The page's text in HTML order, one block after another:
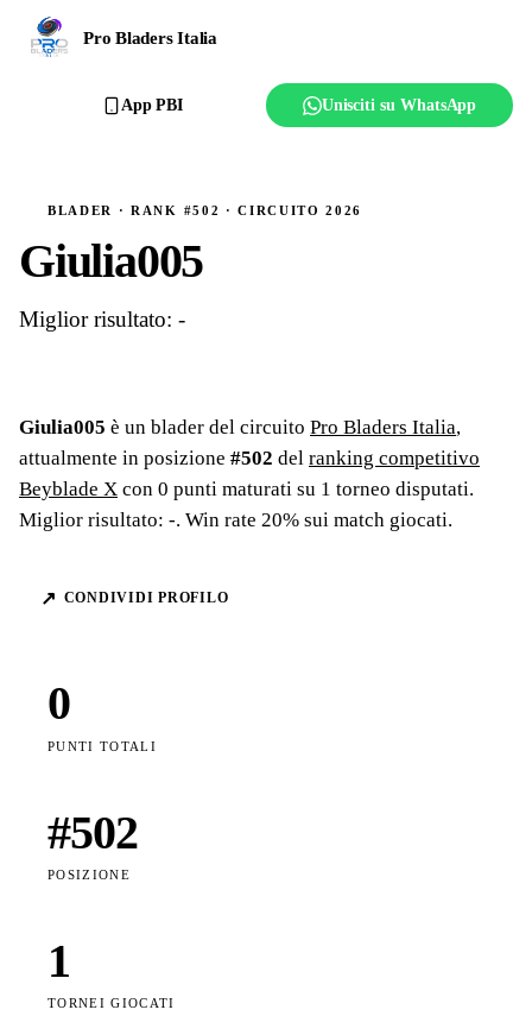
Pro Bladers Italia
Ranking
Regolamento
App PBI Unisciti su WhatsApp
BLADER · RANK #502 · CIRCUITO 2026
Giulia005
Miglior risultato: -
Giulia005 è un blader del circuito Pro Bladers Italia,
attualmente in posizione #502 del ranking competitivo
Beyblade X con 0 punti maturati su 1 torneo disputati.
Miglior risultato: -. Win rate 20% sui match giocati.
↗ CONDIVIDI PROFILO
0
PUNTI TOTALI
#502
POSIZIONE
1
TORNEI GIOCATI